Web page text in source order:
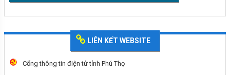
LIÊN KẾT WEBSITE
Cổng thông tin điện tử tỉnh Phú Thọ